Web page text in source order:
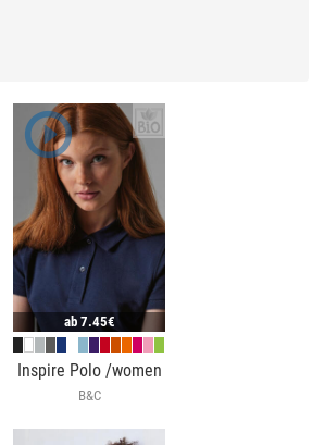
ab 7.45€
Inspire Polo /women
B&C